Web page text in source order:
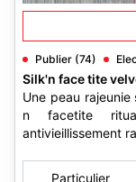
Publier (74)
Silk'n face tite
Une peau
n facetite
antivieillissement
Particulier